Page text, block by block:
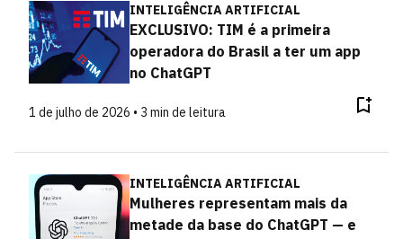
INTELIGÊNCIA ARTIFICIAL
EXCLUSIVO: TIM é a primeira
operadora do Brasil a ter um app
no ChatGPT
1 de julho de 2026 • 3 min de leitura
INTELIGÊNCIA ARTIFICIAL
Mulheres representam mais da
metade da base do ChatGPT — e